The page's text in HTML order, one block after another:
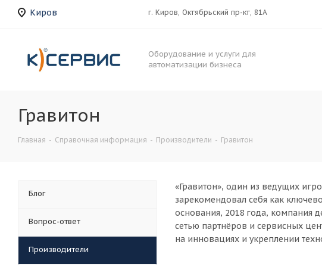
Киров г. Киров, Октябрьский пр-кт, 81А
Оборудование и услуги для
автоматизации бизнеса
Гравитон
Главная - Справочная информация - Производители - Гравитон
«Гравитон», один из ведущих
зарекомендовал себя как
основания, 2018 года, компания
сетью партнёров и сервисных
на инновациях и укреплении
Блог
Вопрос-ответ
Производители